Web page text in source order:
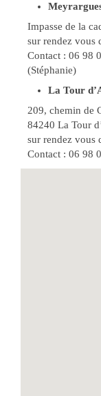
Impasse de la
sur rendez vous
Contact : 06 98
(Stéphanie)
La Tour
209, chemin de
84240 La Tour
sur rendez vous
Contact : 06 98